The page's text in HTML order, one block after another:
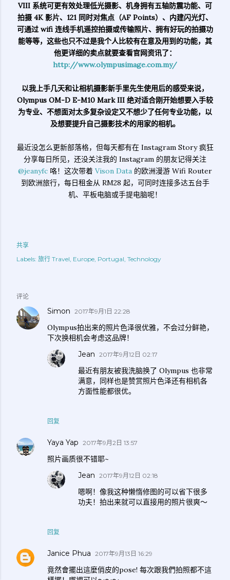
VIII 系统可更有效处理低光摄影、机身拥有五轴防震功能、可
拍摄 4K 影片、121 同时对焦点（AF Points）、内建闪光灯、
可通过 wifi 连线手机遥控拍摄或传输照片、拥有好玩的拍摄功
能等等，这些也只不过是我个人比较有在意及用到的功能，其
他更详细的卖点就要查看官网资讯了：
http://www.olympusimage.com.my/
以我上手几天和让相机摄影新手里先生使用后的感受来说，
Olympus OM-D E-M10 Mark III 绝对适合刚开始想要入手较
为专业、不想面对太多复杂设定又不想少了任何专业功能，以
及想要提升自己摄影技术的用家的相机。
最近没怎么更新部落格，但每天都有在 Instagram Story 疯狂
分享每日所见，还没关注我的 Instagram 的朋友记得关注
@jeanyfc 咯！这次带着 Vison Data 的欧洲漫游 Wifi Router
到欧洲旅行，每日租金从 RM28 起，可同时连接多达五台手
机、平板电脑或手提电脑呢！
共享
Labels: 旅行 Travel Europe Portugal Technology
评论
Simon 2017年9月1日 22:28
Olympus拍出来的照片色泽很优雅，不会过分鲜艳，
下次换相机会考虑这品牌！
回复
Jean 2017年9月12日 02:17
最近有朋友被我洗脑换了 Olympus 也非常
满意，同样也是赞赏照片色泽还有相机各
方面性能都很优。
Yaya Yap 2017年9月2日 13:57
照片画质很不错耶~
回复
Jean 2017年9月12日 02:18
嗯啊！像我这种懒惰修图的可以省下很多
功夫！拍出来就可以直接用的照片很爽～
Janice Phua 2017年9月13日 16:29
竟然會擺出這麼俏皮的pose! 每次跟我們拍照都不這